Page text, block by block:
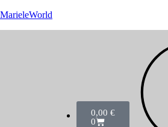
MarieleWorld
0,00 €
0